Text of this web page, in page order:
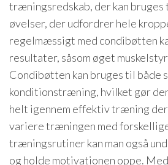
træningsredskab, der kan
øvelser, der udfordrer hele
regelmæssigt med condibøtten
resultater, såsom øget
Condibøtten kan bruges til både
konditionstræning, hvilket gør
helt igennem effektiv træning
variere træningen med
træningsrutiner kan man også
og holde motivationen oppe.